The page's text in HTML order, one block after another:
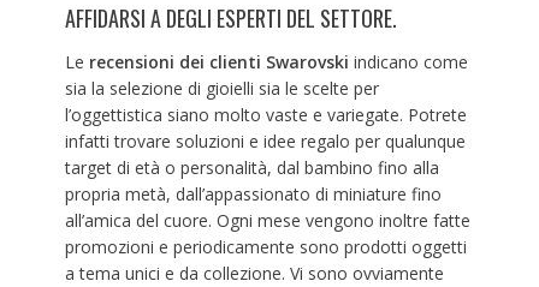
AFFIDARSI A DEGLI ESPERTI DEL SETTORE.
Le recensioni dei clienti Swarovski indicano come
sia la selezione di gioielli sia le scelte per
l’oggettistica siano molto vaste e variegate. Potrete
infatti trovare soluzioni e idee regalo per qualunque
target di età o personalità, dal bambino fino alla
propria metà, dall’appassionato di miniature fino
all’amica del cuore. Ogni mese vengono inoltre fatte
promozioni e periodicamente sono prodotti oggetti
a tema unici e da collezione. Vi sono ovviamente